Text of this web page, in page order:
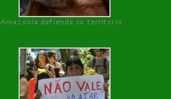
Amazonía defiende su territorio